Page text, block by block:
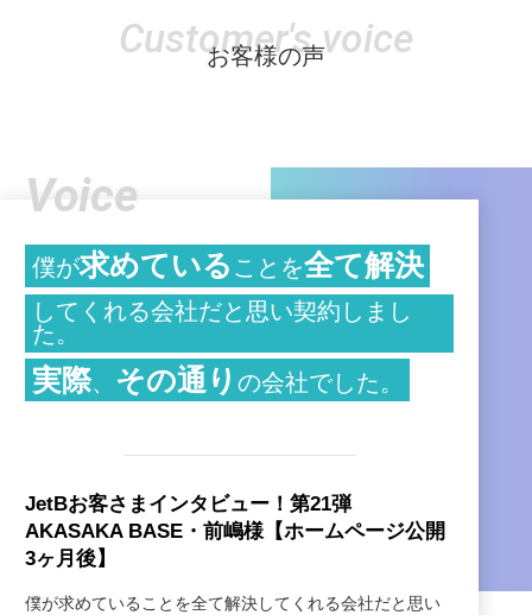
お客様の声
Customer's voice
Voice
僕が求めている ことを全て解決
してくれる会社だと思い契約しまし
た。
実際、 その通り の会社でした。
JetBお客さまインタビュー！第21弾
AKASAKA BASE・前嶋様【ホームページ公開
3ヶ月後】
僕が求めていることを全て解決してくれる会社だと思い